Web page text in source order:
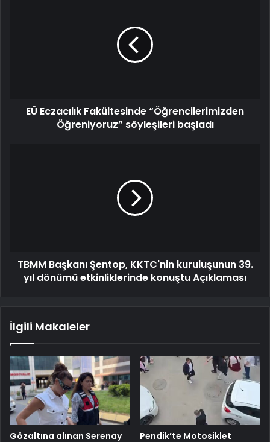
EÜ Eczacılık Fakültesinde “Öğrencilerimizden
Öğreniyoruz” söyleşileri başladı
TBMM Başkanı Şentop, KKTC'nin kuruluşunun 39.
yıl dönümü etkinliklerinde konuştu Açıklaması
İlgili Makaleler
Gözaltına alınan Serenay
Pendik’te Motosiklet